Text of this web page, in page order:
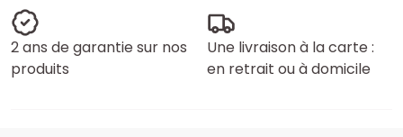
2 ans de garantie sur nos
produits
Une livraison à la carte :
en retrait ou à domicile